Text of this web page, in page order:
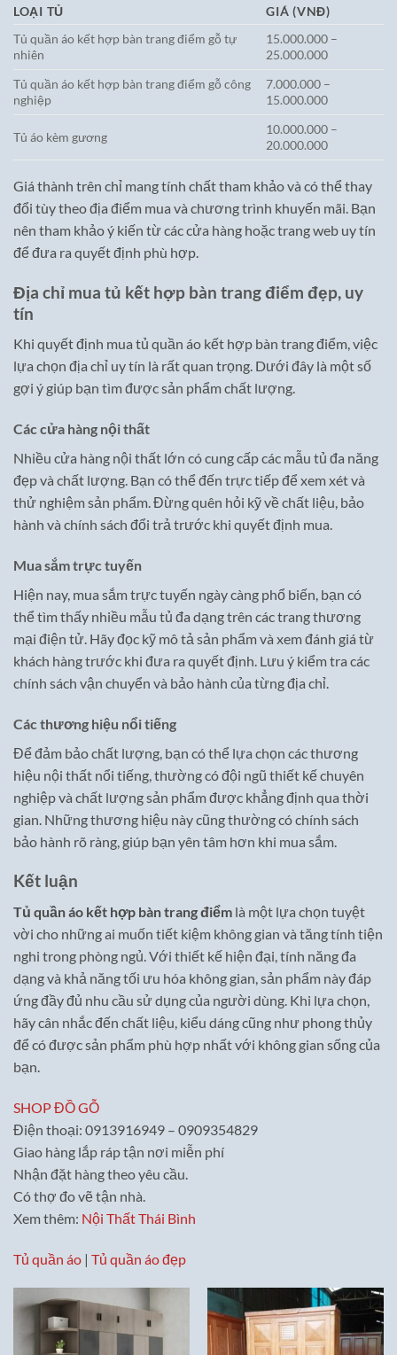
LOẠI TỦ
GIÁ (VNĐ)
Tủ quần áo kết hợp bàn trang điểm gỗ tự
nhiên
15.000.000 –
25.000.000
Tủ quần áo kết hợp bàn trang điểm gỗ công
nghiệp
7.000.000 –
15.000.000
Tủ áo kèm gương
10.000.000 –
20.000.000
Giá thành trên chỉ mang tính chất tham khảo và có thể thay
đổi tùy theo địa điểm mua và chương trình khuyến mãi. Bạn
nên tham khảo ý kiến từ các cửa hàng hoặc trang web uy tín
để đưa ra quyết định phù hợp.
Địa chỉ mua tủ kết hợp bàn trang điểm đẹp, uy
tín
Khi quyết định mua tủ quần áo kết hợp bàn trang điểm, việc
lựa chọn địa chỉ uy tín là rất quan trọng. Dưới đây là một số
gợi ý giúp bạn tìm được sản phẩm chất lượng.
Các cửa hàng nội thất
Nhiều cửa hàng nội thất lớn có cung cấp các mẫu tủ đa năng
đẹp và chất lượng. Bạn có thể đến trực tiếp để xem xét và
thử nghiệm sản phẩm. Đừng quên hỏi kỹ về chất liệu, bảo
hành và chính sách đổi trả trước khi quyết định mua.
Mua sắm trực tuyến
Hiện nay, mua sắm trực tuyến ngày càng phổ biến, bạn có
thể tìm thấy nhiều mẫu tủ đa dạng trên các trang thương
mại điện tử. Hãy đọc kỹ mô tả sản phẩm và xem đánh giá từ
khách hàng trước khi đưa ra quyết định. Lưu ý kiểm tra các
chính sách vận chuyển và bảo hành của từng địa chỉ.
Các thương hiệu nổi tiếng
Để đảm bảo chất lượng, bạn có thể lựa chọn các thương
hiệu nội thất nổi tiếng, thường có đội ngũ thiết kế chuyên
nghiệp và chất lượng sản phẩm được khẳng định qua thời
gian. Những thương hiệu này cũng thường có chính sách
bảo hành rõ ràng, giúp bạn yên tâm hơn khi mua sắm.
Kết luận
Tủ quần áo kết hợp bàn trang điểm là một lựa chọn tuyệt
vời cho những ai muốn tiết kiệm không gian và tăng tính tiện
nghi trong phòng ngủ. Với thiết kế hiện đại, tính năng đa
dạng và khả năng tối ưu hóa không gian, sản phẩm này đáp
ứng đầy đủ nhu cầu sử dụng của người dùng. Khi lựa chọn,
hãy cân nhắc đến chất liệu, kiểu dáng cũng như phong thủy
để có được sản phẩm phù hợp nhất với không gian sống của
bạn.
SHOP ĐỒ GỖ
Điện thoại: 0913916949 – 0909354829
Giao hàng lắp ráp tận nơi miễn phí
Nhận đặt hàng theo yêu cầu.
Có thợ đo vẽ tận nhà.
Xem thêm: Nội Thất Thái Bình
Tủ quần áo | Tủ quần áo đẹp